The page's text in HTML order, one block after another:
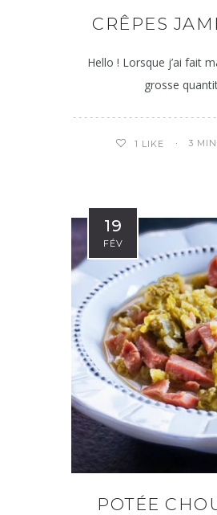
CRÊPES
Hello ! Lorsque j’ai fait
grosse
1 LIKE 3
19
FÉV
POTÉE